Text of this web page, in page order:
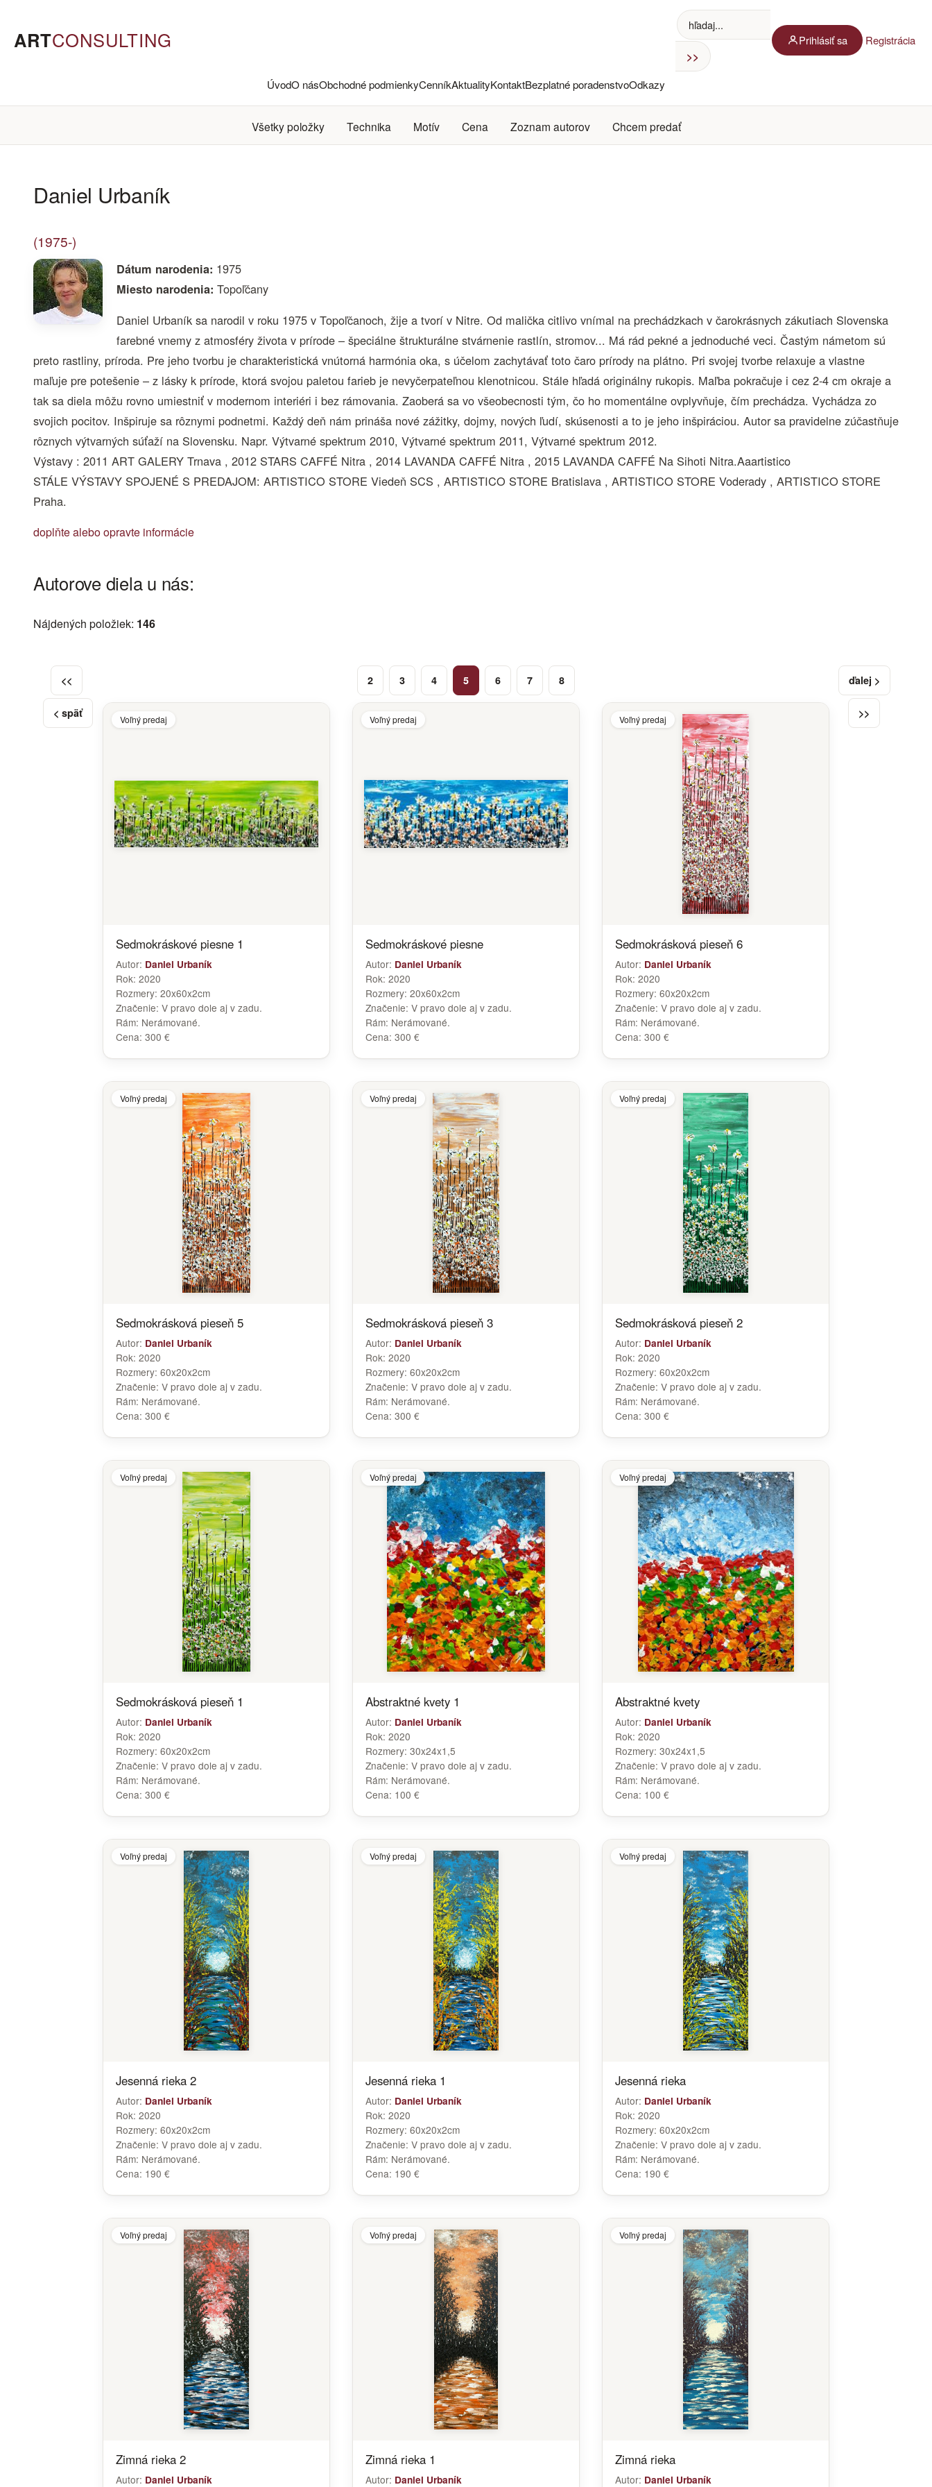
ARTCONSULTING
ÚvodO násObchodné podmienkyCenníkAktualityKontaktBezplatné poradenstvoOdkazy
Prihlásiť sa Registrácia
Všetky položky Technika Motív Cena Zoznam autorov Chcem predať
Daniel Urbaník
(1975-)
Dátum narodenia: 1975
Miesto narodenia: Topoľčany
Daniel Urbaník sa narodil v roku 1975 v Topoľčanoch, žije a tvorí v Nitre. Od malička citlivo vnímal na prechádzkach v čarokrásnych zákutiach Slovenska
farebné vnemy z atmosféry života v prírode – špeciálne štrukturálne stvárnenie rastlín, stromov... Má rád pekné a jednoduché veci. Častým námetom sú
preto rastliny, príroda. Pre jeho tvorbu je charakteristická vnútorná harmónia oka, s účelom zachytávať toto čaro prírody na plátno. Pri svojej tvorbe relaxuje a vlastne
maľuje pre potešenie – z lásky k prírode, ktorá svojou paletou farieb je nevyčerpateľnou klenotnicou. Stále hľadá originálny rukopis. Maľba pokračuje i cez 2-4 cm okraje a
tak sa diela môžu rovno umiestniť v modernom interiéri i bez rámovania. Zaoberá sa vo všeobecnosti tým, čo ho momentálne ovplyvňuje, čím prechádza. Vychádza zo
svojich pocitov. Inšpiruje sa rôznymi podnetmi. Každý deň nám prináša nové zážitky, dojmy, nových ľudí, skúsenosti a to je jeho inšpiráciou. Autor sa pravidelne zúčastňuje
rôznych výtvarných súťaží na Slovensku. Napr. Výtvarné spektrum 2010, Výtvarné spektrum 2011, Výtvarné spektrum 2012.
Výstavy : 2011 ART GALERY Trnava , 2012 STARS CAFFÉ Nitra , 2014 LAVANDA CAFFÉ Nitra , 2015 LAVANDA CAFFÉ Na Sihoti Nitra.Aaartistico
STÁLE VÝSTAVY SPOJENÉ S PREDAJOM: ARTISTICO STORE Viedeň SCS , ARTISTICO STORE Bratislava , ARTISTICO STORE Voderady , ARTISTICO STORE
Praha.
doplňte alebo opravte informácie
Autorove diela u nás:
Nájdených položiek: 146
<<
< späť
ďalej >
>>
2 3 4 5 6 7 8
Voľný predaj
Sedmokráskové piesne 1
Autor: Daniel Urbaník
Rok: 2020
Rozmery: 20x60x2cm
Značenie: V pravo dole aj v zadu.
Rám: Nerámované.
Cena: 300 €
Voľný predaj
Sedmokráskové piesne
Autor: Daniel Urbaník
Rok: 2020
Rozmery: 20x60x2cm
Značenie: V pravo dole aj v zadu.
Rám: Nerámované.
Cena: 300 €
Voľný predaj
Sedmokrásková pieseň 6
Autor: Daniel Urbaník
Rok: 2020
Rozmery: 60x20x2cm
Značenie: V pravo dole aj v zadu.
Rám: Nerámované.
Cena: 300 €
Voľný predaj
Sedmokrásková pieseň 5
Autor: Daniel Urbaník
Rok: 2020
Rozmery: 60x20x2cm
Značenie: V pravo dole aj v zadu.
Rám: Nerámované.
Cena: 300 €
Voľný predaj
Sedmokrásková pieseň 3
Autor: Daniel Urbaník
Rok: 2020
Rozmery: 60x20x2cm
Značenie: V pravo dole aj v zadu.
Rám: Nerámované.
Cena: 300 €
Voľný predaj
Sedmokrásková pieseň 2
Autor: Daniel Urbaník
Rok: 2020
Rozmery: 60x20x2cm
Značenie: V pravo dole aj v zadu.
Rám: Nerámované.
Cena: 300 €
Voľný predaj
Sedmokrásková pieseň 1
Autor: Daniel Urbaník
Rok: 2020
Rozmery: 60x20x2cm
Značenie: V pravo dole aj v zadu.
Rám: Nerámované.
Cena: 300 €
Voľný predaj
Abstraktné kvety 1
Autor: Daniel Urbaník
Rok: 2020
Rozmery: 30x24x1,5
Značenie: V pravo dole aj v zadu.
Rám: Nerámované.
Cena: 100 €
Voľný predaj
Abstraktné kvety
Autor: Daniel Urbaník
Rok: 2020
Rozmery: 30x24x1,5
Značenie: V pravo dole aj v zadu.
Rám: Nerámované.
Cena: 100 €
Voľný predaj
Jesenná rieka 2
Autor: Daniel Urbaník
Rok: 2020
Rozmery: 60x20x2cm
Značenie: V pravo dole aj v zadu.
Rám: Nerámované.
Cena: 190 €
Voľný predaj
Jesenná rieka 1
Autor: Daniel Urbaník
Rok: 2020
Rozmery: 60x20x2cm
Značenie: V pravo dole aj v zadu.
Rám: Nerámované.
Cena: 190 €
Voľný predaj
Jesenná rieka
Autor: Daniel Urbaník
Rok: 2020
Rozmery: 60x20x2cm
Značenie: V pravo dole aj v zadu.
Rám: Nerámované.
Cena: 190 €
Voľný predaj
Zimná rieka 2
Autor: Daniel Urbaník
Voľný predaj
Zimná rieka 1
Autor: Daniel Urbaník
Voľný predaj
Zimná rieka
Autor: Daniel Urbaník